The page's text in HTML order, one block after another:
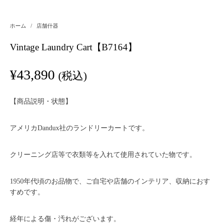
ホーム / 店舗什器
Vintage Laundry Cart【B7164】
¥43,890 (税込)
【商品説明・状態】
アメリカDandux社のランドリーカートです。
クリーニング店等で衣類等を入れて使用されていた物です。
1950年代頃のお品物で、ご自宅や店舗のインテリア、収納におす
すめです。
経年による傷・汚れがございます。